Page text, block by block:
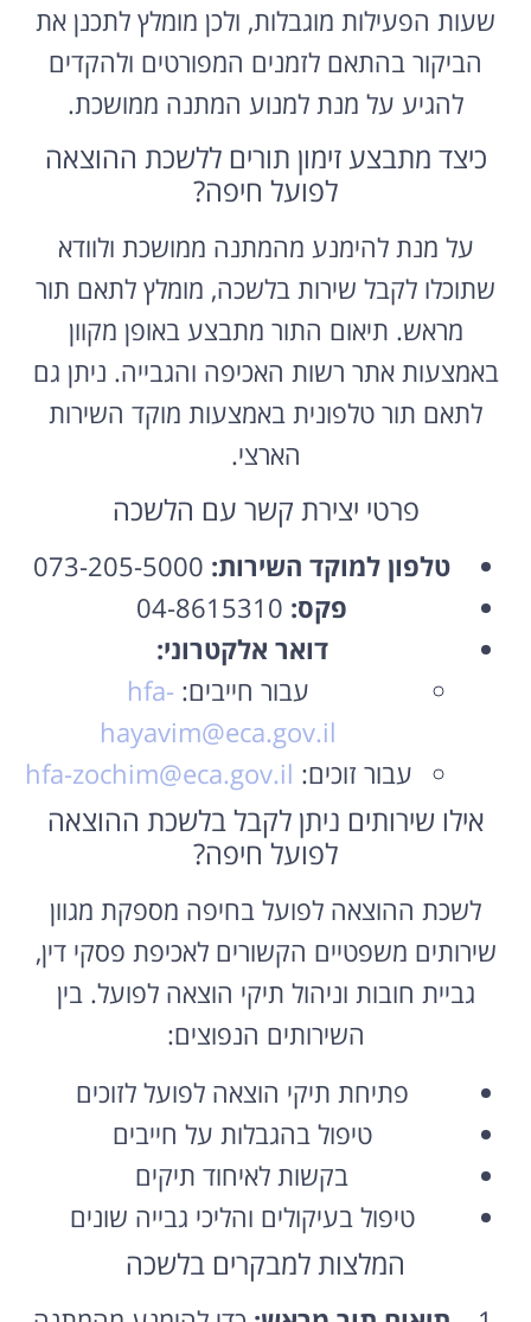
שעות הפעילות מוגבלות, ולכן מומלץ לתכנן את
הביקור בהתאם לזמנים המפורטים ולהקדים
להגיע על מנת למנוע המתנה ממושכת.
כיצד מתבצע זימון תורים ללשכת ההוצאה
לפועל חיפה?
על מנת להימנע מהמתנה ממושכת ולוודא
שתוכלו לקבל שירות בלשכה, מומלץ לתאם תור
מראש. תיאום התור מתבצע באופן מקוון
באמצעות אתר רשות האכיפה והגבייה. ניתן גם
לתאם תור טלפונית באמצעות מוקד השירות
הארצי.
פרטי יצירת קשר עם הלשכה
טלפון למוקד השירות:
פקס:
דואר אלקטרוני:
עבור חייבים: hfa-
hayavim@eca.gov.il
עבור זוכים: hfa-zochim@eca.gov.il
אילו שירותים ניתן לקבל בלשכת ההוצאה
לפועל חיפה?
לשכת ההוצאה לפועל בחיפה מספקת מגוון
שירותים משפטיים הקשורים לאכיפת פסקי דין,
גביית חובות וניהול תיקי הוצאה לפועל. בין
השירותים הנפוצים:
פתיחת תיקי הוצאה לפועל לזוכים
טיפול בהגבלות על חייבים
בקשות לאיחוד תיקים
טיפול בעיקולים והליכי גבייה שונים
המלצות למבקרים בלשכה